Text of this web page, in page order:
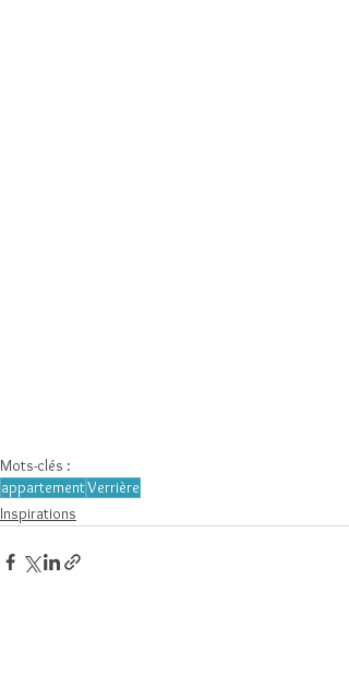
Mots-clés :
appartementVerrière
Inspirations